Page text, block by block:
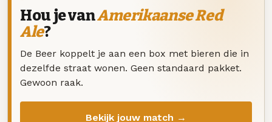
Hou je vanAmerikaanse Red
Ale?
De Beer koppelt je aan een box met bieren die in
dezelfde straat wonen. Geen standaard pakket.
Gewoon raak.
Bekijk jouw match →